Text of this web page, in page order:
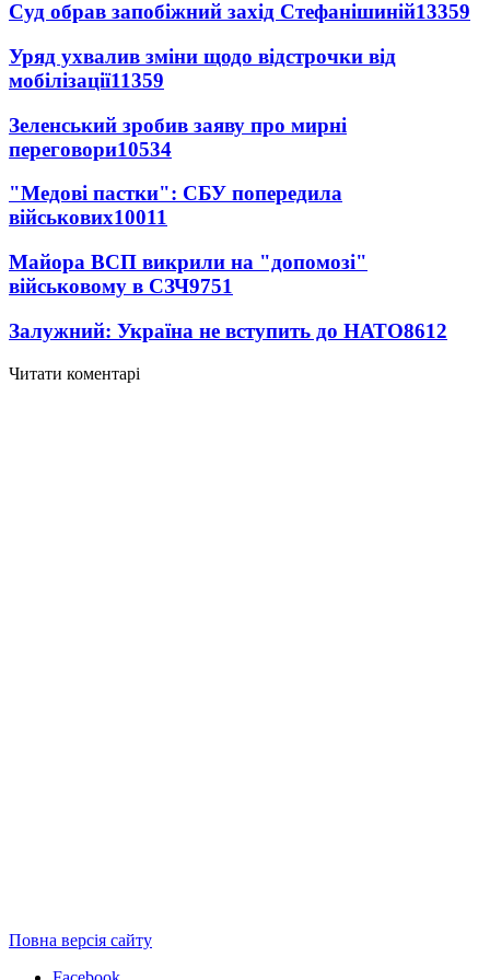
Суд обрав запобіжний захід Стефанішиній13359
Уряд ухвалив зміни щодо відстрочки від
мобілізації11359
Зеленський зробив заяву про мирні
переговори10534
"Медові пастки": СБУ попередила
військових10011
Майора ВСП викрили на "допомозі"
військовому в СЗЧ9751
Залужний: Україна не вступить до НАТО8612
Читати коментарі
Повна версія сайту